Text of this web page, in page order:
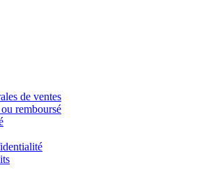
de ventes
remboursé